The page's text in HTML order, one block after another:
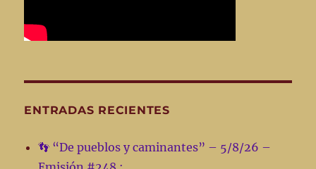
ENTRADAS RECIENTES
👣 “De pueblos y caminantes” – 5/8/26 –